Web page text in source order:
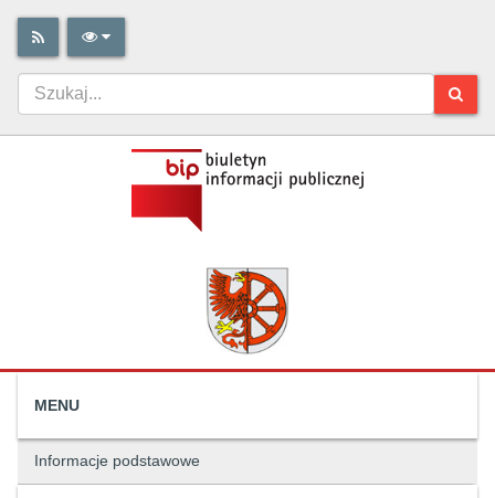
MENU
Informacje podstawowe